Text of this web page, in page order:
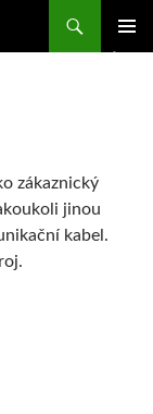
zákaznický
jinou
kabel.